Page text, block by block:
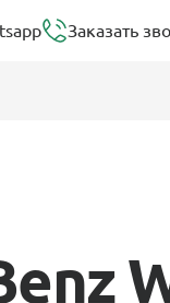
Заказать